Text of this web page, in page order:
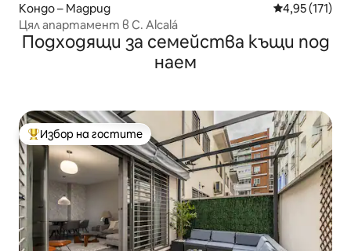
Кондо – Мадрид Средна
4,95 (171)
Цял апартамент в C. Alcalá
Подходящи за семейства къщи под
наем
Най-популярен избор на гостите
Избор на гостите